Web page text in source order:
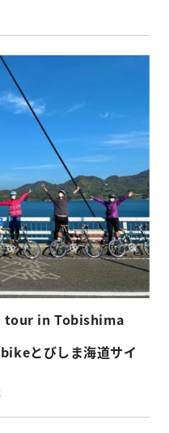
in Tobishima
とびしま海道サイ